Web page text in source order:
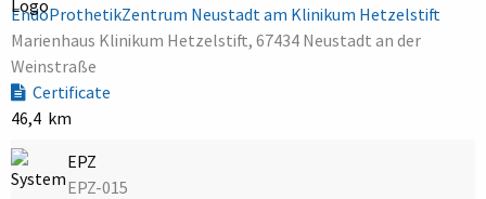
EndoProthetikZentrum Neustadt am Klinikum Hetzelstift
Marienhaus Klinikum Hetzelstift, 67434 Neustadt an der
Weinstraße
Certificate
46,4 km
EPZ
EPZ-015